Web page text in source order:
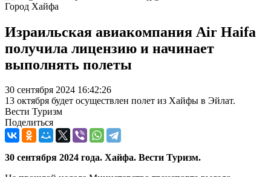
Город Хайфа
Израильская авиакомпания Air Haifa
получила лицензию и начинает
выполнять полеты
30 сентября 2024 16:42:26
13 октября будет осуществлен полет из Хайфы в Эйлат.
Вести Туризм
Поделиться
30 сентября 2024 года. Хайфа. Вести Туризм.